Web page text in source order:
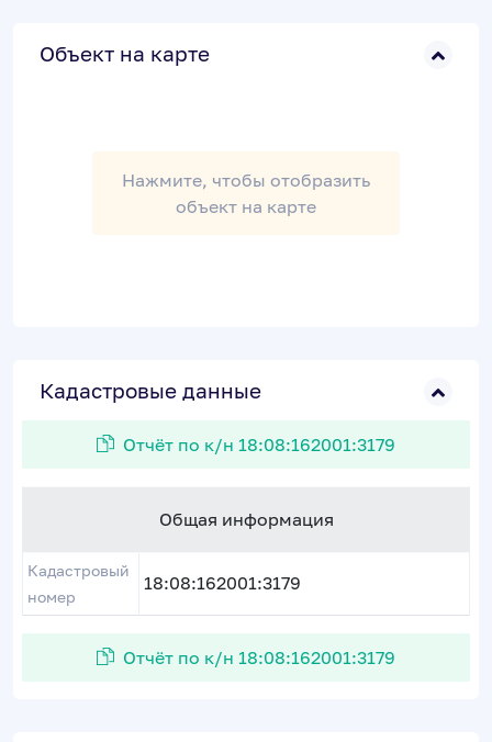
Объект на карте
Нажмите, чтобы отобразить
объект на карте
Кадастровые данные
Отчёт по к/н 18:08:162001:3179
Общая информация
Кадастровый
номер
18:08:162001:3179
Отчёт по к/н 18:08:162001:3179